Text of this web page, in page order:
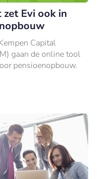
zet Evi ook in
Capital
gaan de online tool
pensioenopbouw.